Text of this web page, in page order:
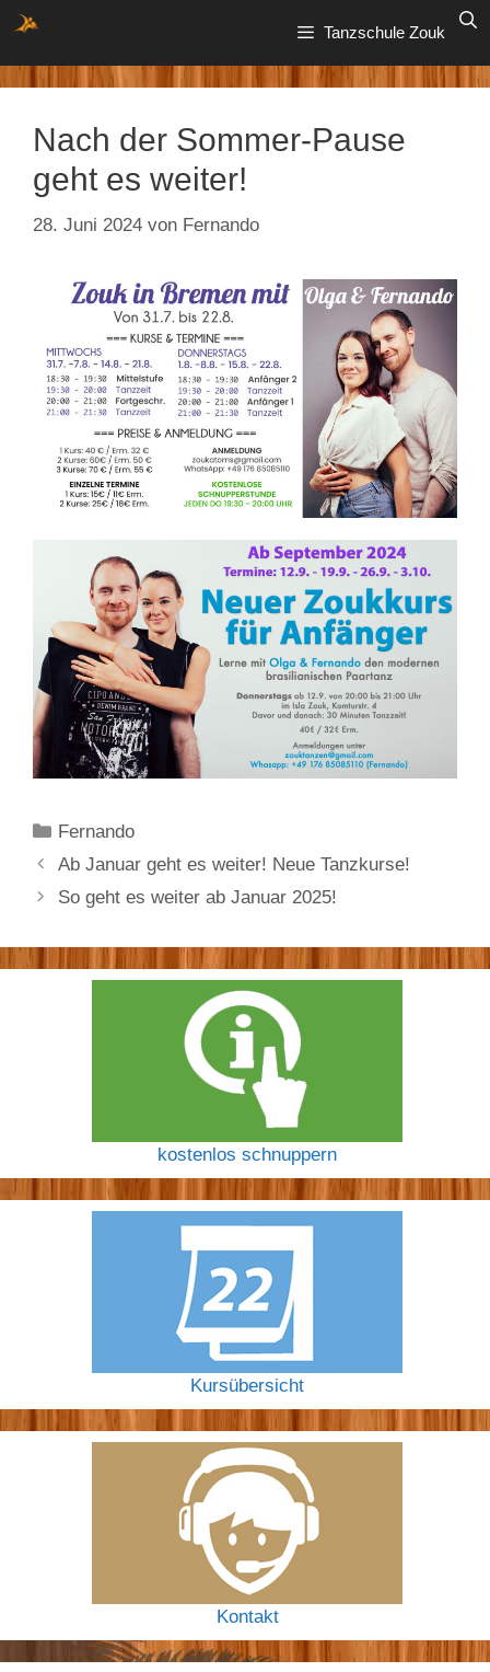
Zum
Inhalt
springen
Tanzschule Zouk
Nach der Sommer-Pause
geht es weiter!
28. Juni 2024 von Fernando
Kategorien
Fernando
Ab Januar geht es weiter! Neue Tanzkurse!
So geht es weiter ab Januar 2025!
kostenlos schnuppern
Kursübersicht
Kontakt